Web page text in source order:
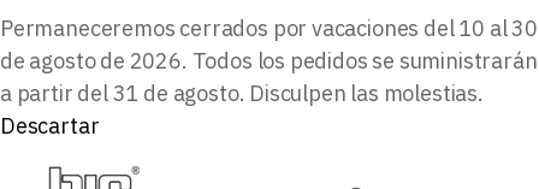
Permaneceremos cerrados por vacaciones del 10 al 30
de agosto de 2026. Todos los pedidos se suministrarán
a partir del 31 de agosto. Disculpen las molestias.
Descartar